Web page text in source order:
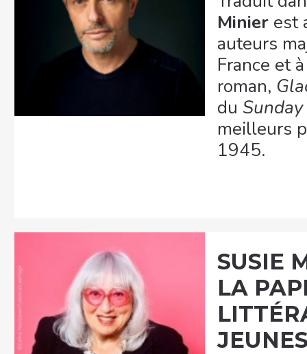
Minier est
auteurs
France et
roman,
du
meilleurs
1945.
SUSIE
LA